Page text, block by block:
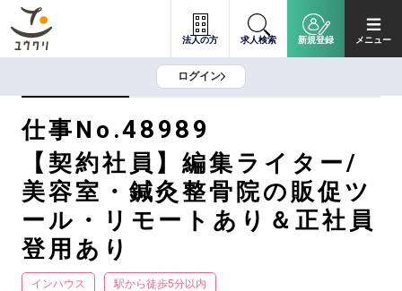
法人の方 求人検索 新規登録 メニュー
ログイン
仕事No.48989
【契約社員】編集ライター/
美容室・鍼灸整骨院の販促ツ
ール・リモートあり＆正社員
登用あり
インハウス 駅から徒歩5分以内